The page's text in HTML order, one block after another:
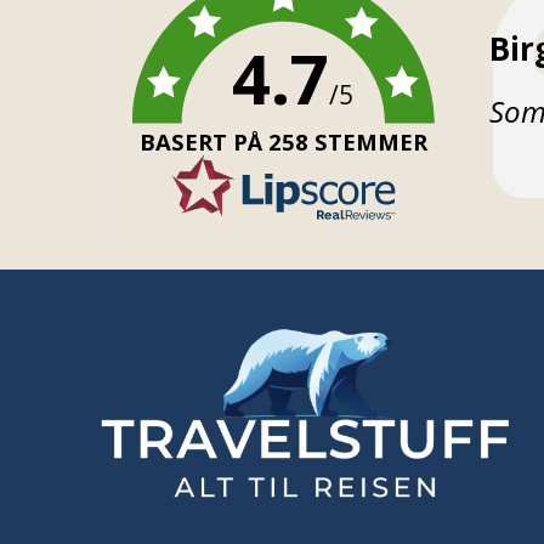
4.7/5
BASERT PÅ 258 STEMMER